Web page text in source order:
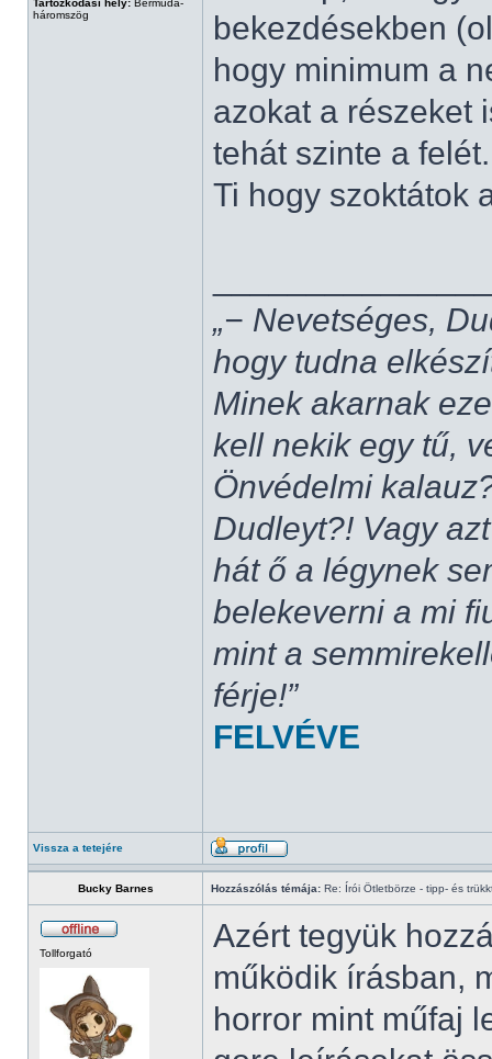
Tartózkodási hely: Bermuda-
háromszög
bekezdésekben
hogy minimum a
azokat a részeket
tehát szinte a
Ti hogy szoktátok
„− Nevetséges,
hogy tudna
Minek akarnak
kell nekik egy tű,
Önvédelmi
Dudleyt?! Vagy
hát ő a légynek
belekeverni a mi
mint a
férje!”
FELVÉVE
Vissza a tetejére
Bucky Barnes Hozzászólás témája: Re: Írói Ötletbörze - tipp- és
Tollforgató
Azért tegyük
működik írásban,
horror mint műfaj